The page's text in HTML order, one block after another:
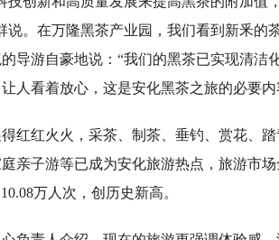
说。在万隆黑茶产业园，我们看到新釆的
导游自豪地说：“我们的黑茶已实现清洁
人看着放心，这是安化黑茶之旅的必要内
红红火火，采茶、制茶、垂钓、赏花、踏
亲子游等已成为安化旅游热点，旅游市
万人次，创历史新高。